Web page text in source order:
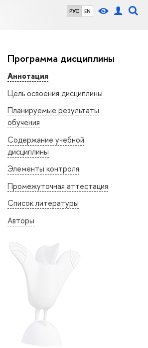
РУС EN
Программа дисциплины
Аннотация
Цель освоения дисциплины
Планируемые результаты
обучения
Содержание учебной
дисциплины
Элементы контроля
Промежуточная аттестация
Список литературы
Авторы